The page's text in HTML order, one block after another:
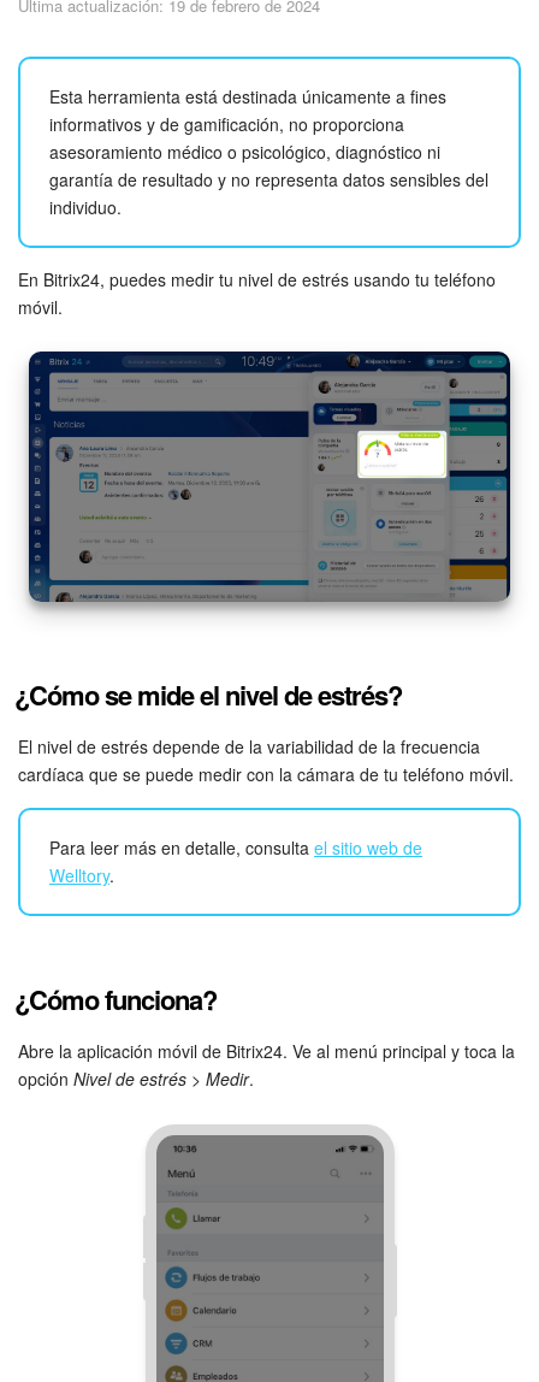
Seguridad
Cómo empezar
Feed
Messenger
Calendario
Bitrix24 Drive
Webmail
Grupos de trabajo
Tareas
CRM
Reserva
Contact center
CRM Analytics
BI Builder
Bitrix24 Market
Sitios web
Tienda Online
CRM + Online store
Tienda CRM
Última actualización: 19 de febrero de 2024
Esta herramienta está destinada únicamente a fines
informativos y de gamificación, no proporciona
asesoramiento médico o psicológico, diagnóstico ni
garantía de resultado y no representa datos sensibles del
individuo.
En Bitrix24, puedes medir tu nivel de estrés usando tu teléfono
móvil.
¿Cómo se mide el nivel de estrés?
El nivel de estrés depende de la variabilidad de la frecuencia
cardíaca que se puede medir con la cámara de tu teléfono móvil.
Para leer más en detalle, consulta el sitio web de
Welltory.
¿Cómo funciona?
Abre la aplicación móvil de Bitrix24. Ve al menú principal y toca la
opción Nivel de estrés > Medir.